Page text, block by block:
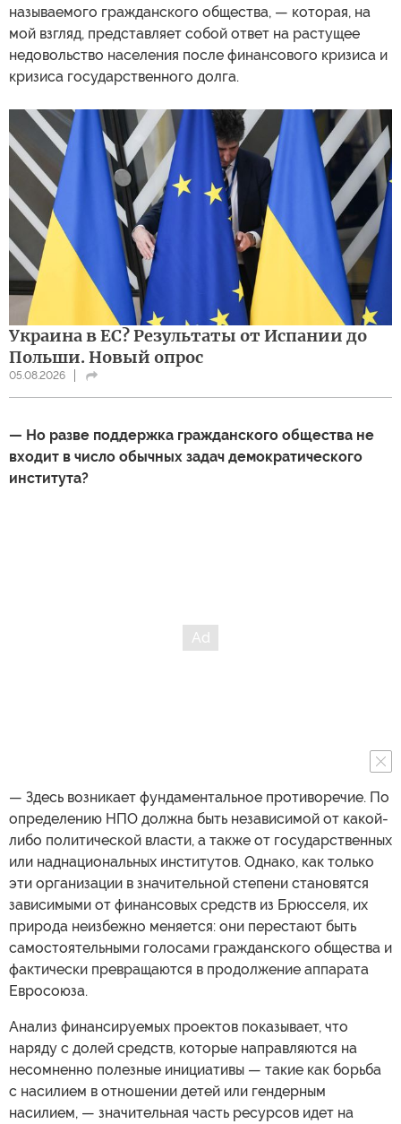
называемого гражданского общества, — которая, на
мой взгляд, представляет собой ответ на растущее
недовольство населения после финансового кризиса и
кризиса государственного долга.
Украина в ЕС? Результаты от Испании до
Польши. Новый опрос
05.08.2026
— Но разве поддержка гражданского общества не
входит в число обычных задач демократического
института?
— Здесь возникает фундаментальное противоречие. По
определению НПО должна быть независимой от какой-
либо политической власти, а также от государственных
или наднациональных институтов. Однако, как только
эти организации в значительной степени становятся
зависимыми от финансовых средств из Брюсселя, их
природа неизбежно меняется: они перестают быть
самостоятельными голосами гражданского общества и
фактически превращаются в продолжение аппарата
Евросоюза.
Анализ финансируемых проектов показывает, что
наряду с долей средств, которые направляются на
несомненно полезные инициативы — такие как борьба
с насилием в отношении детей или гендерным
насилием, — значительная часть ресурсов идет на